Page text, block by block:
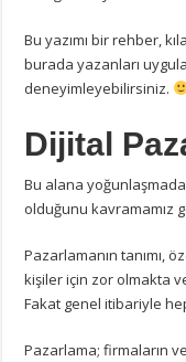
Bu yazımı bir rehber,
burada yazanları
deneyimleyebilirsiniz.
Dijital
Bu alana
olduğunu kavramamız
Pazarlamanın tanımı,
kişiler için zor olmakta
Fakat genel itibariyle
Pazarlama; firmaların